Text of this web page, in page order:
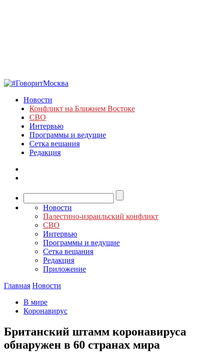
Новости
Конфликт на Ближнем Востоке
СВО
Интервью
Программы и ведущие
Сетка вещания
Редакция
Новости
Палестино-израильский конфликт
СВО
Интервью
Программы и ведущие
Сетка вещания
Редакция
Приложение
Главная Новости
В мире
Коронавирус
Британский штамм коронавируса
обнаружен в 60 странах мира